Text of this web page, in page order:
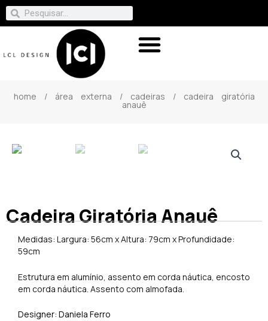
home / área externa / cadeiras / cadeira giratória
anauê
Cadeira Giratória Anauê
Medidas: Largura: 56cm x Altura: 79cm x Profundidade:
59cm
Estrutura em alumínio, assento em corda náutica, encosto
em corda náutica. Assento com almofada.
Designer: Daniela Ferro